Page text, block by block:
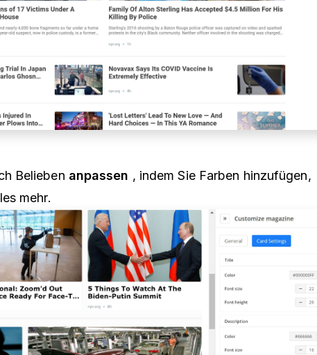
Belieben anpassen , indem Sie Farben hinzufügen,
mehr.